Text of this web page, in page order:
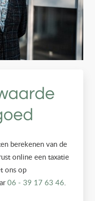
berekenen van de
online een taxatie
ons op
06 - 39 17 63 46